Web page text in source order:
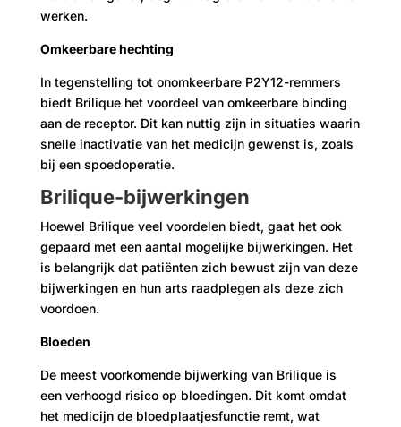
werken.
Omkeerbare hechting
In tegenstelling tot onomkeerbare P2Y12-remmers
biedt Brilique het voordeel van omkeerbare binding
aan de receptor. Dit kan nuttig zijn in situaties waarin
snelle inactivatie van het medicijn gewenst is, zoals
bij een spoedoperatie.
Brilique-bijwerkingen
Hoewel Brilique veel voordelen biedt, gaat het ook
gepaard met een aantal mogelijke bijwerkingen. Het
is belangrijk dat patiënten zich bewust zijn van deze
bijwerkingen en hun arts raadplegen als deze zich
voordoen.
Bloeden
De meest voorkomende bijwerking van Brilique is
een verhoogd risico op bloedingen. Dit komt omdat
het medicijn de bloedplaatjesfunctie remt, wat